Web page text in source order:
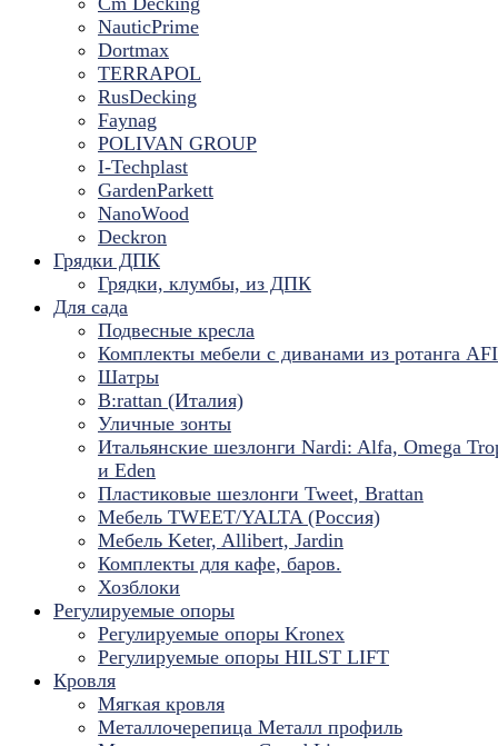
NauticPrime
Dortmax
TERRAPOL
RusDecking
Faynag
POLIVAN GROUP
I-Techplast
GardenParkett
NanoWood
Deckron
Грядки ДПК
Грядки, клумбы, из ДПК
Для сада
Подвесные кресла
Комплекты мебели с диванами из ротанга
Шатры
B:rattan (Италия)
Уличные зонты
Итальянские шезлонги Nardi: Alfa, Omega
и Eden
Пластиковые шезлонги Tweet, Brattan
Мебель TWEET/YALTA (Россия)
Мебель Keter, Allibert, Jardin
Комплекты для кафе, баров.
Хозблоки
Регулируемые опоры
Регулируемые опоры Kronex
Регулируемые опоры HILST LIFT
Кровля
Мягкая кровля
Металлочерепица Металл профиль